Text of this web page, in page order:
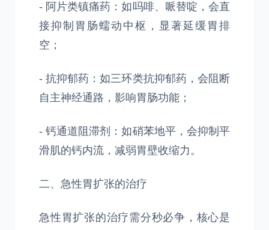
- 阿片类镇痛药：如吗啡、哌替啶，会直
接抑制胃肠蠕动中枢，显著延缓胃排
空；
- 抗抑郁药：如三环类抗抑郁药，会阻断
自主神经通路，影响胃肠功能；
- 钙通道阻滞剂：如硝苯地平，会抑制平
滑肌的钙内流，减弱胃壁收缩力。
二、急性胃扩张的治疗
急性胃扩张的治疗需分秒必争，核心是